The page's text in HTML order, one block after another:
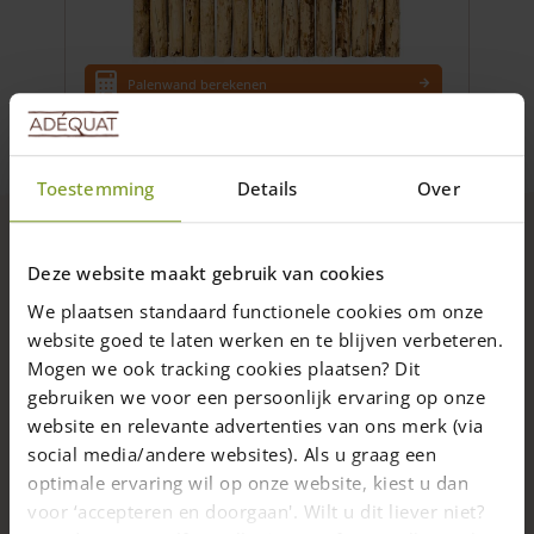
Toestemming Details Over
Deze website maakt gebruik van cookies
We plaatsen standaard functionele cookies om onze
website goed te laten werken en te blijven verbeteren.
Mogen we ook tracking cookies plaatsen? Dit
gebruiken we voor een persoonlijk ervaring op onze
website en relevante advertenties van ons merk (via
social media/andere websites). Als u graag een
optimale ervaring wil op onze website, kiest u dan
voor ‘accepteren en doorgaan'. Wilt u dit liever niet?
Palenwand berekenen
Gedetailleerde omschrijving
We leveren de kastanje paal halfrond in Ø 7/9 cm en Ø 10/12
cm in verschillende lengtematen. Het gaat hier om halve
rondhoutpalen van duurzaam, natuurlijk kastanjehout. De
halfronde kastanjepalen worden vaak gebruikt om een muur
te bekleden of in de constructie van een speeltoestel
(bijvoorbeeld een schommel). Je ziet ze ook vaak op de
bovenkant van een balustrade. Bent u op zoek naar halfronde
palen om een poort of hekwerk te bekleden? Kijk dan eens bij
Lees verder
Specificaties